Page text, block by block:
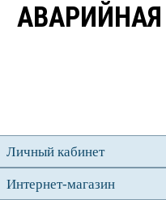
Личный кабинет
Интернет-магазин